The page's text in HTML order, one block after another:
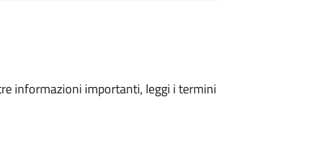
informazioni importanti, leggi i termini